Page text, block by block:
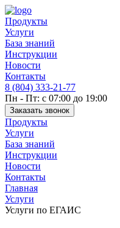
Продукты
Услуги
База знаний
Инструкции
Новости
Контакты
8 (804) 333-21-77
Пн - Пт: с 07:00 до 19:00
Заказать звонок
Продукты
Услуги
База знаний
Инструкции
Новости
Контакты
Главная
Услуги
Услуги по ЕГАИС